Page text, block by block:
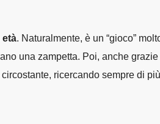
età. Naturalmente, è un “gioco”
una zampetta. Poi, anche grazie
ricercando sempre di più